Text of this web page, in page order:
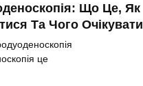
Що Це, Як
Та Чого Очікувати
це